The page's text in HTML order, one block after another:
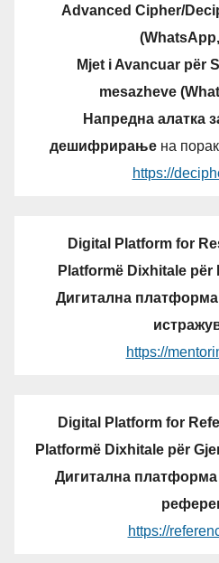
Advanced Cipher/
Mjet i Avancuar për
mesazheve
Напредна алатка
дешифрирањена
https://
Digital Platform for
Platformë Dixhitale
Дигитална
https://
Digital Platform for
Platformë Dixhitale për
Дигитална
https://